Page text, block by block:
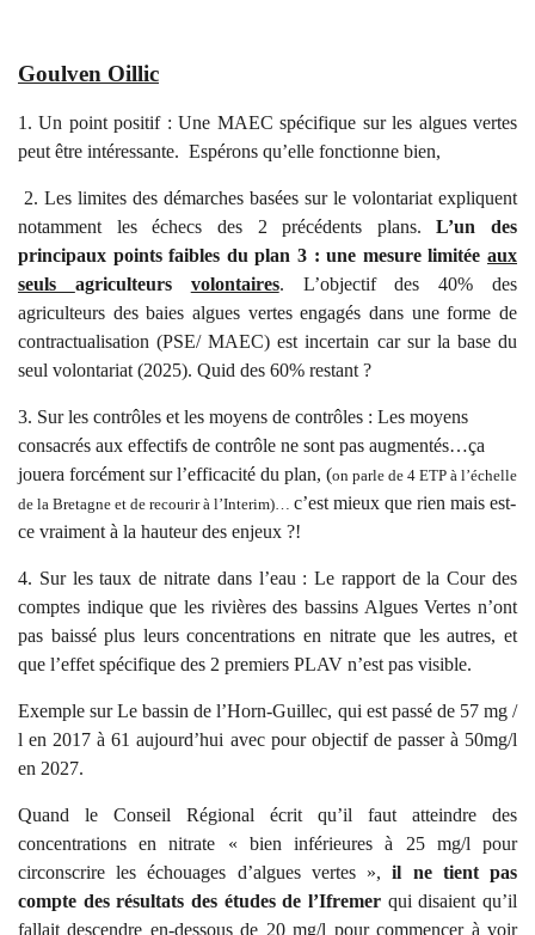
Goulven Oillic
1. Un point positif : Une MAEC spécifique sur les algues vertes
peut être intéressante. Espérons qu’elle fonctionne bien,
2. Les limites des démarches basées sur le volontariat expliquent
notamment les échecs des 2 précédents plans.L’un des
principaux points faibles du plan 3 : une mesure limitée aux
seuls agriculteurs volontaires. L’objectif des 40% des
agriculteurs des baies algues vertes engagés dans une forme de
contractualisation (PSE/ MAEC) est incertain car sur la base du
seul volontariat (2025). Quid des 60% restant ?
3. Sur les contrôles et les moyens de contrôles : Les moyens
consacrés aux effectifs de contrôle ne sont pas augmentés…ça
jouera forcément sur l’efficacité du plan, (on parle de 4 ETP à l’échelle
de la Bretagne et de recourir à l’Interim)… c’est mieux que rien mais est-
ce vraiment à la hauteur des enjeux ?!
4. Sur les taux de nitrate dans l’eau : Le rapport de la Cour des
comptes indique que les rivières des bassins Algues Vertes n’ont
pas baissé plus leurs concentrations en nitrate que les autres, et
que l’effet spécifique des 2 premiers PLAV n’est pas visible.
Exemple sur Le bassin de l’Horn-Guillec, qui est passé de 57 mg /
l en 2017 à 61 aujourd’hui avec pour objectif de passer à 50mg/l
en 2027.
Quand le Conseil Régional écrit qu’il faut atteindre des
concentrations en nitrate « bien inférieures à 25 mg/l pour
circonscrire les échouages d’algues vertes »,il ne tient pas
compte des résultats des études de l’Ifremer qui disaient qu’il
fallait descendre en-dessous de 20 mg/l pour commencer à voir